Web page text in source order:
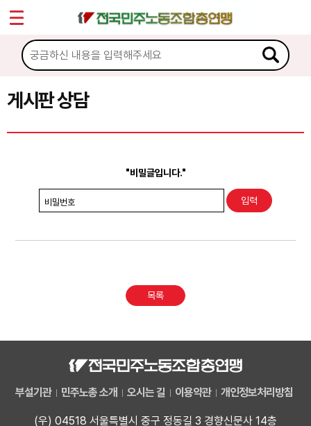
게시판 상담
"비밀글입니다."
비밀번호
목록
부설기관 민주노총 소개 오시는 길 이용약관 개인정보처리방침
(우) 04518 서울특별시 중구 정동길 3 경향신문사 14층
마이페이지
소개
소식
노동상담
권리찾기수첩 검색
찾아보기
Sketchbook5, 스케치북5
Sketchbook5, 스케치북5